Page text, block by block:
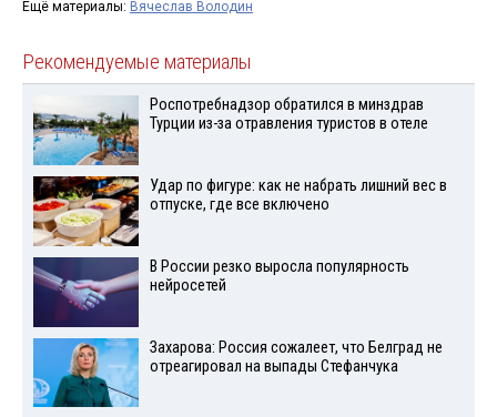
Ещё материалы: Вячеслав Володин
Рекомендуемые материалы
Роспотребнадзор обратился в минздрав
Турции из-за отравления туристов в отеле
Удар по фигуре: как не набрать лишний вес в
отпуске, где все включено
В России резко выросла популярность
нейросетей
Захарова: Россия сожалеет, что Белград не
отреагировал на выпады Стефанчука